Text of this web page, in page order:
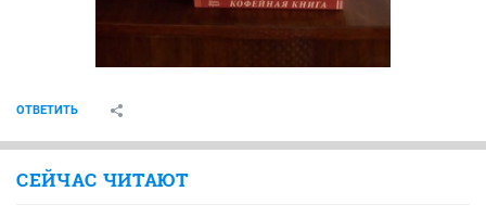
ОТВЕТИТЬ
СЕЙЧАС ЧИТАЮТ